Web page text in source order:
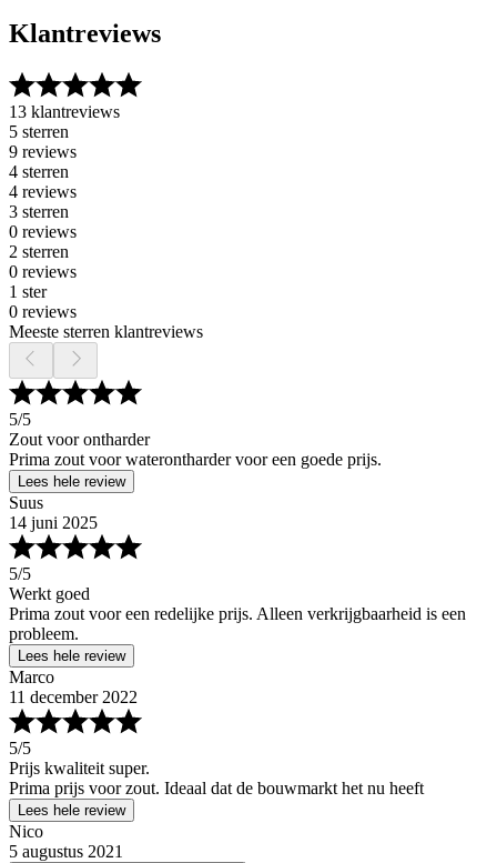
Klantreviews
13 klantreviews
5 sterren
9 reviews
4 sterren
4 reviews
3 sterren
0 reviews
2 sterren
0 reviews
1 ster
0 reviews
Meeste sterren klantreviews
5/5
Zout voor ontharder
Prima zout voor waterontharder voor een goede prijs.
Lees hele review
Suus
14 juni 2025
5/5
Werkt goed
Prima zout voor een redelijke prijs. Alleen verkrijgbaarheid is een
probleem.
Lees hele review
Marco
11 december 2022
5/5
Prijs kwaliteit super.
Prima prijs voor zout. Ideaal dat de bouwmarkt het nu heeft
Lees hele review
Nico
5 augustus 2021